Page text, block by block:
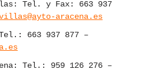
Tel. y Fax: 663 937
aracena.es
663 937 877 –
Tel.: 959 126 276 –